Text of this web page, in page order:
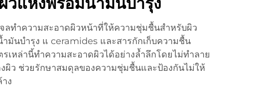
จลทำความสะอาดผิวหน้าที่ให้ความชุ่มชื้นสำหรับผิว
มันบำรุง แ ceramides และสารกักเก็บความชื้น
เหล่านี้ทำความสะอาดผิวได้อย่างล้ำลึกโดยไม่ทำลาย
ผิว ช่วยรักษาสมดุลของความชุ่มชื้นและป้องกันไม่ให้
ง